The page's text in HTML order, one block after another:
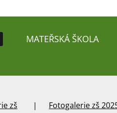
MATEŘSKÁ ŠKOLA
zš Fotogalerie zš